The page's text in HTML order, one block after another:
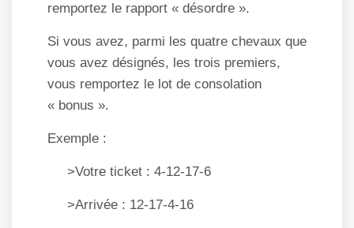
remportez le rapport « désordre ».
Si vous avez, parmi les quatre chevaux que
vous avez désignés, les trois premiers,
vous remportez le lot de consolation
« bonus ».
Exemple :
>Votre ticket : 4-12-17-6
>Arrivée : 12-17-4-16